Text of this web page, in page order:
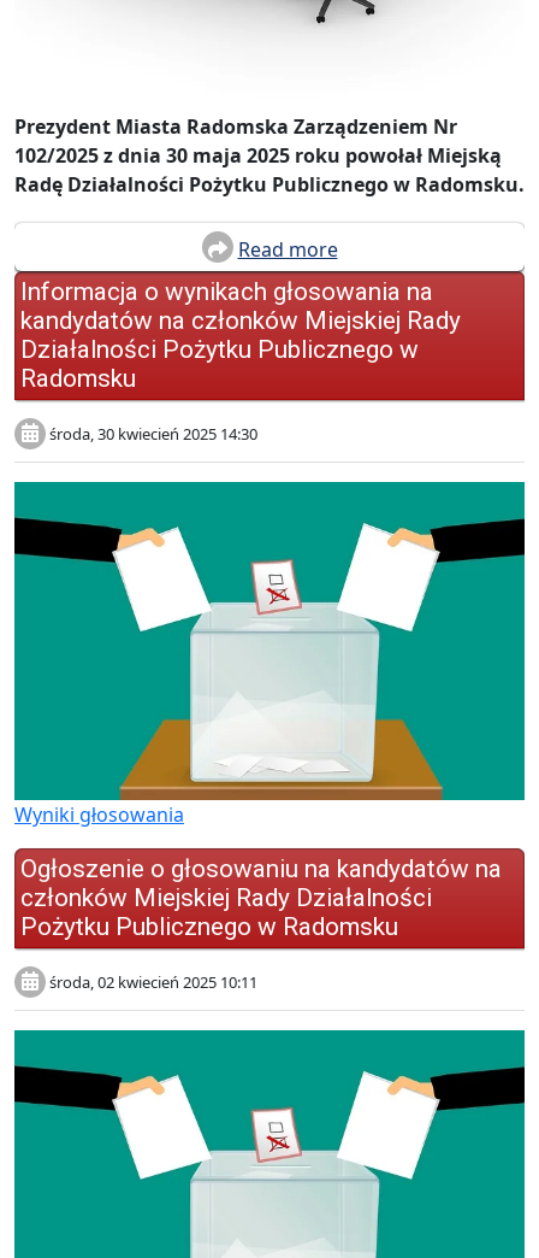
Prezydent Miasta Radomska Zarządzeniem Nr
102/2025 z dnia 30 maja 2025 roku powołał Miejską
Radę Działalności Pożytku Publicznego w Radomsku.
Read more
Informacja o wynikach głosowania na
kandydatów na członków Miejskiej Rady
Działalności Pożytku Publicznego w
Radomsku
środa, 30 kwiecień 2025 14:30
Wyniki głosowania
Ogłoszenie o głosowaniu na kandydatów na
członków Miejskiej Rady Działalności
Pożytku Publicznego w Radomsku
środa, 02 kwiecień 2025 10:11